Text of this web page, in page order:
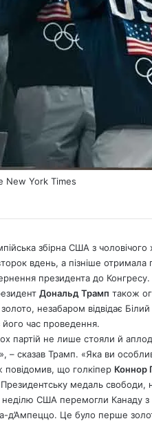
New York Times
збірна США з
вдень, а пізніше
президента до Конгресу.
Дональд Трамп також
золото, незабаром відвідає
час проведення.
партій не лише стояли й
– сказав Трамп. «Яка ви
повідомив, що голкіпер Коннор
медаль
неділю США перемогли Канаду з
д’Ампеццо. Це було перше